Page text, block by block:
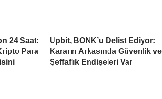
24 Saat:
Para
Upbit, BONK’u Delist Ediyor:
Kararın Arkasında Güvenlik ve
Şeffaflık Endişeleri Var